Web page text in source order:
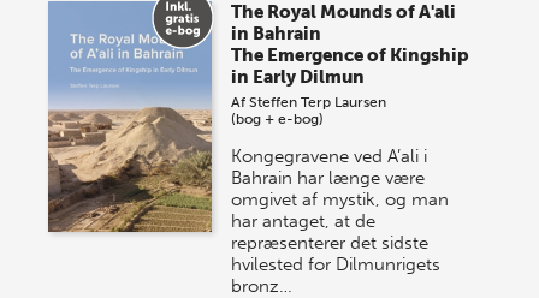
The Royal Mounds of A'ali
in Bahrain
The Emergence of Kingship
in Early Dilmun
AfSteffen Terp Laursen
(bog + e-bog)
Kongegravene ved A’ali i
Bahrain har længe være
omgivet af mystik, og man
har antaget, at de
repræsenterer det sidste
hvilested for Dilmunrigets
bronz…